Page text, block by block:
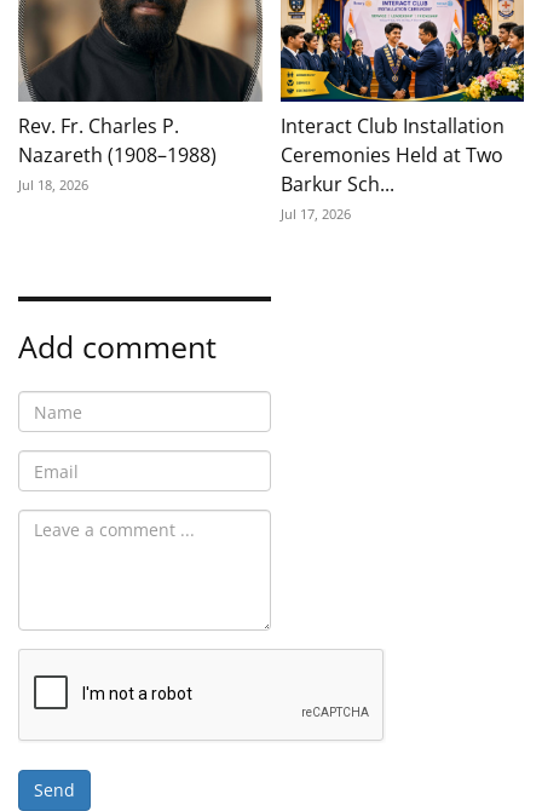
Rev. Fr. Charles P.
Nazareth (1908–1988)
Jul 18, 2026
Interact Club Installation
Ceremonies Held at Two
Barkur Sch...
Jul 17, 2026
Add comment
Send